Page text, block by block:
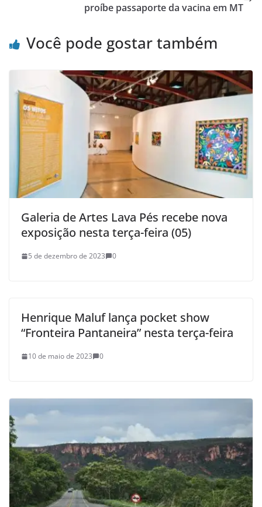
proíbe passaporte da vacina em MT
Você pode gostar também
Galeria de Artes Lava Pés recebe nova
exposição nesta terça-feira (05)
5 de dezembro de 2023 0
Henrique Maluf lança pocket show
“Fronteira Pantaneira” nesta terça-feira
10 de maio de 2023 0